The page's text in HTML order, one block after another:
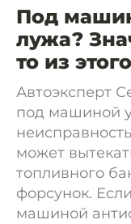
Под
лужа?
то из
Автоэксперт
под машиной
может
топливного
форсунок.
машиной